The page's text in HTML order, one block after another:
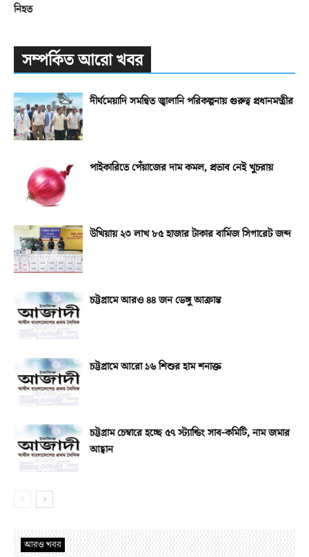
নিহত
সম্পর্কিত আরো খবর
দীর্ঘমেয়াদি সমন্বিত জ্বালানি পরিকল্পনায় গুরুত্ব প্রধানমন্ত্রীর
পাইকারিতে পেঁয়াজের দাম কমল, প্রভাব নেই খুচরায়
উখিয়ায় ২৩ লাখ ৮৫ হাজার টাকার বার্মিজ সিগারেট জব্দ
চট্টগ্রামে আরও ৪৪ জন ডেঙ্গু আক্রান্ত
চট্টগ্রামে আরো ১৬ শিশুর হাম শনাক্ত
চট্টগ্রাম চেম্বারে হচ্ছে ৫৭ স্ট্যান্ডিং সাব-কমিটি, নাম জমার
আহ্বান
আরও খবর